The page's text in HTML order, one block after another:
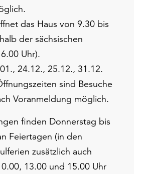
das Haus von 9.30 bis
der sächsischen
Uhr).
24.12., 25.12., 31.12.
sind Besuche
Voranmeldung möglich.
finden Donnerstag bis
Feiertagen (in den
zusätzlich auch
13.00 und 15.00 Uhr